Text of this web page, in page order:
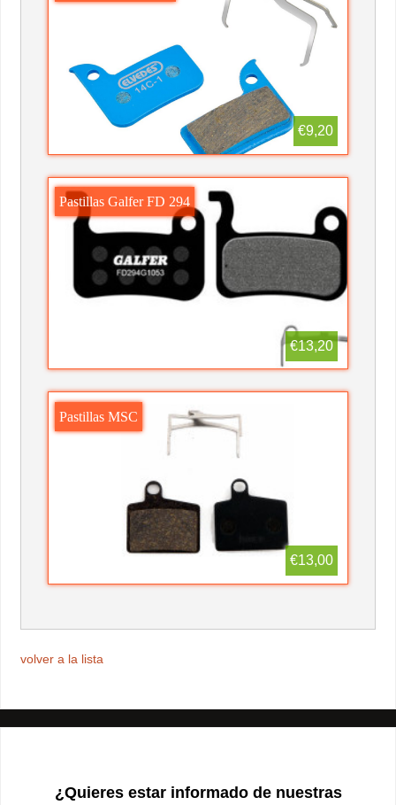
€9,20
Pastillas Galfer FD 294
€13,20
Pastillas MSC
€13,00
volver a la lista
¿Quieres estar informado de nuestras